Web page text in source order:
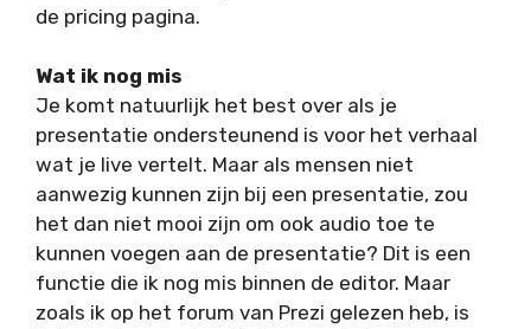
de pricing pagina.
Wat ik nog mis
Je komt natuurlijk het best over als je
presentatie ondersteunend is voor het verhaal
wat je live vertelt. Maar als mensen niet
aanwezig kunnen zijn bij een presentatie, zou
het dan niet mooi zijn om ook audio toe te
kunnen voegen aan de presentatie? Dit is een
functie die ik nog mis binnen de editor. Maar
zoals ik op het forum van Prezi gelezen heb, is